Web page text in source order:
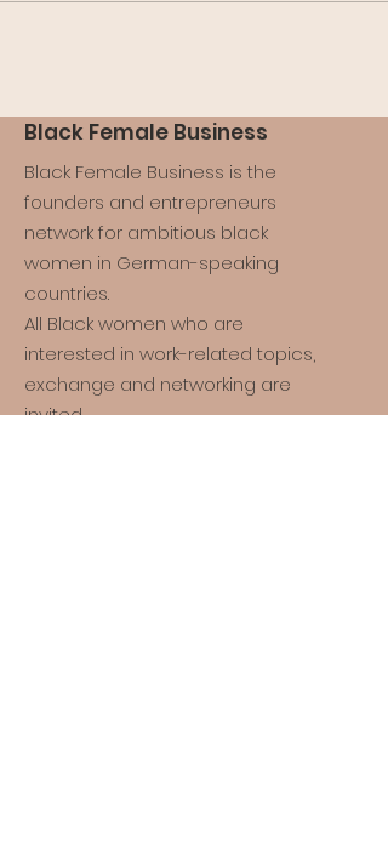
Black Female Business
Black Female Business is the
founders and entrepreneurs
network for ambitious black
women in German-speaking
countries.
All Black women who are
interested in work-related topics,
exchange and networking are
invited.